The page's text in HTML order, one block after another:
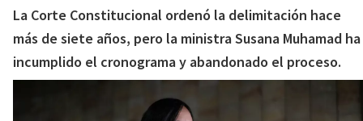
La Corte Constitucional ordenó la delimitación hace
más de siete años, pero la ministra Susana Muhamad ha
incumplido el cronograma y abandonado el proceso.